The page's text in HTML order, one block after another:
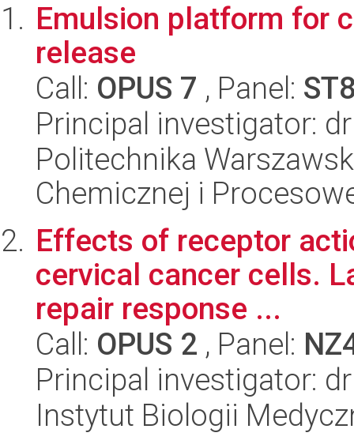
Emulsion platform for
release
Call: OPUS 7 , Panel:
Principal investigator:
Politechnika
Chemicznej i
Effects of receptor
cervical cancer cells.
repair response ...
Call: OPUS 2 , Panel:
Principal investigator:
Instytut Biologii